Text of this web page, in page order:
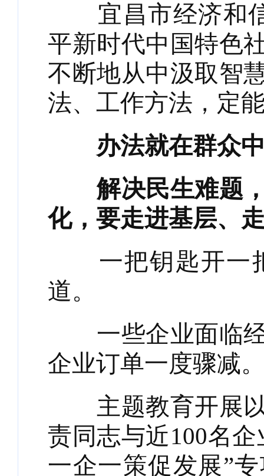
宜昌市经济和信
平新时代中国特色
不断地从中汲取智
法、工作方法，定
办法就在群众
解决民生难题
化，要走进基层、
一把钥匙开一把
道。
一些企业面临经
企业订单一度骤减
主题教育开展以
责同志与近100名
一企一策促发展”